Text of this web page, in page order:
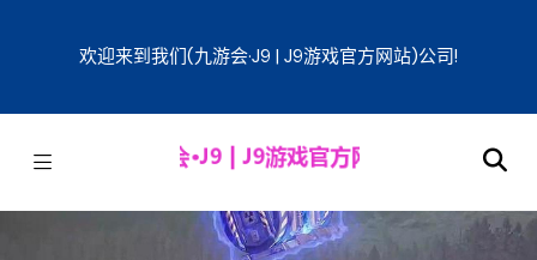
欢迎来到我们(九游会·J9 | J9游戏官方网站)公司!